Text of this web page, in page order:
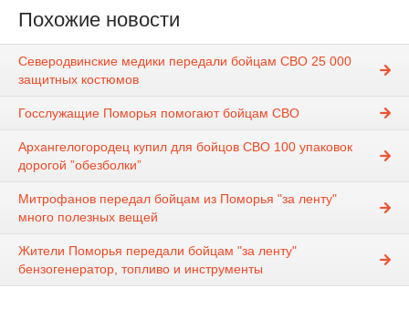
Похожие новости
Северодвинские медики передали бойцам СВО 25 000
защитных костюмов
Госслужащие Поморья помогают бойцам СВО
Архангелогородец купил для бойцов СВО 100 упаковок
дорогой ”обезболки”
Митрофанов передал бойцам из Поморья "за ленту"
много полезных вещей
Жители Поморья передали бойцам "за ленту"
бензогенератор, топливо и инструменты